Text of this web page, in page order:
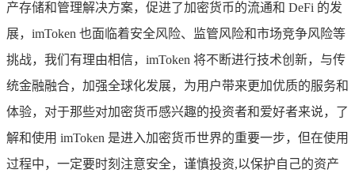
产存储和管理解决方案，促进了加密货币的流通和 DeFi 的发
展，imToken 也面临着安全风险、监管风险和市场竞争风险等
挑战，我们有理由相信，imToken 将不断进行技术创新，与传
统金融融合，加强全球化发展，为用户带来更加优质的服务和
体验，对于那些对加密货币感兴趣的投资者和爱好者来说，了
解和使用 imToken 是进入加密货币世界的重要一步，但在使用
过程中，一定要时刻注意安全，谨慎投资,以保护自己的资产